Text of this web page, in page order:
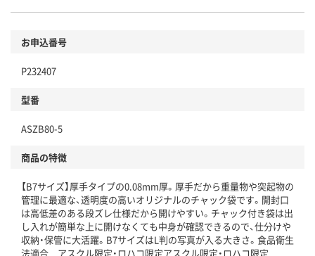
本体
仕組
この商品の環境配慮ポイントです。下記商品詳細「
アスクル商品環境スコア詳細／加点項目
」で確認できます。
お申込番号
P232407
型番
ASZB80-5
商品の特徴
【B7サイズ】厚手タイプの0.08mm厚。厚手だから重量物や突起物の
管理に最適な、透明度の高いオリジナルのチャック袋です。開封口
は高低差のある段ズレ仕様だから開けやすい。チャック付き袋は出
し入れが簡単な上に開けなくても中身が確認できるので、仕分けや
収納・保管に大活躍。B7サイズはL判の写真が入る大きさ。食品衛生
法適合 アスクル限定・ロハコ限定アスクル限定・ロハコ限定